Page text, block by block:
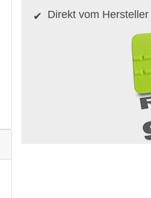
Direkt vom Hersteller